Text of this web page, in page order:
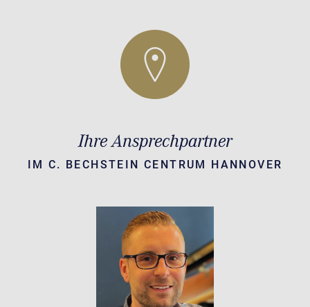
Ihre Ansprechpartner
IM C. BECHSTEIN CENTRUM HANNOVER